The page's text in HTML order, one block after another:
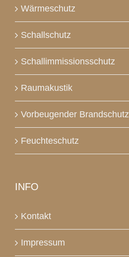
Wärmeschutz
Schallschutz
Schallimmissionsschutz
Raumakustik
Vorbeugender Brandschutz
Feuchteschutz
INFO
Kontakt
Impressum